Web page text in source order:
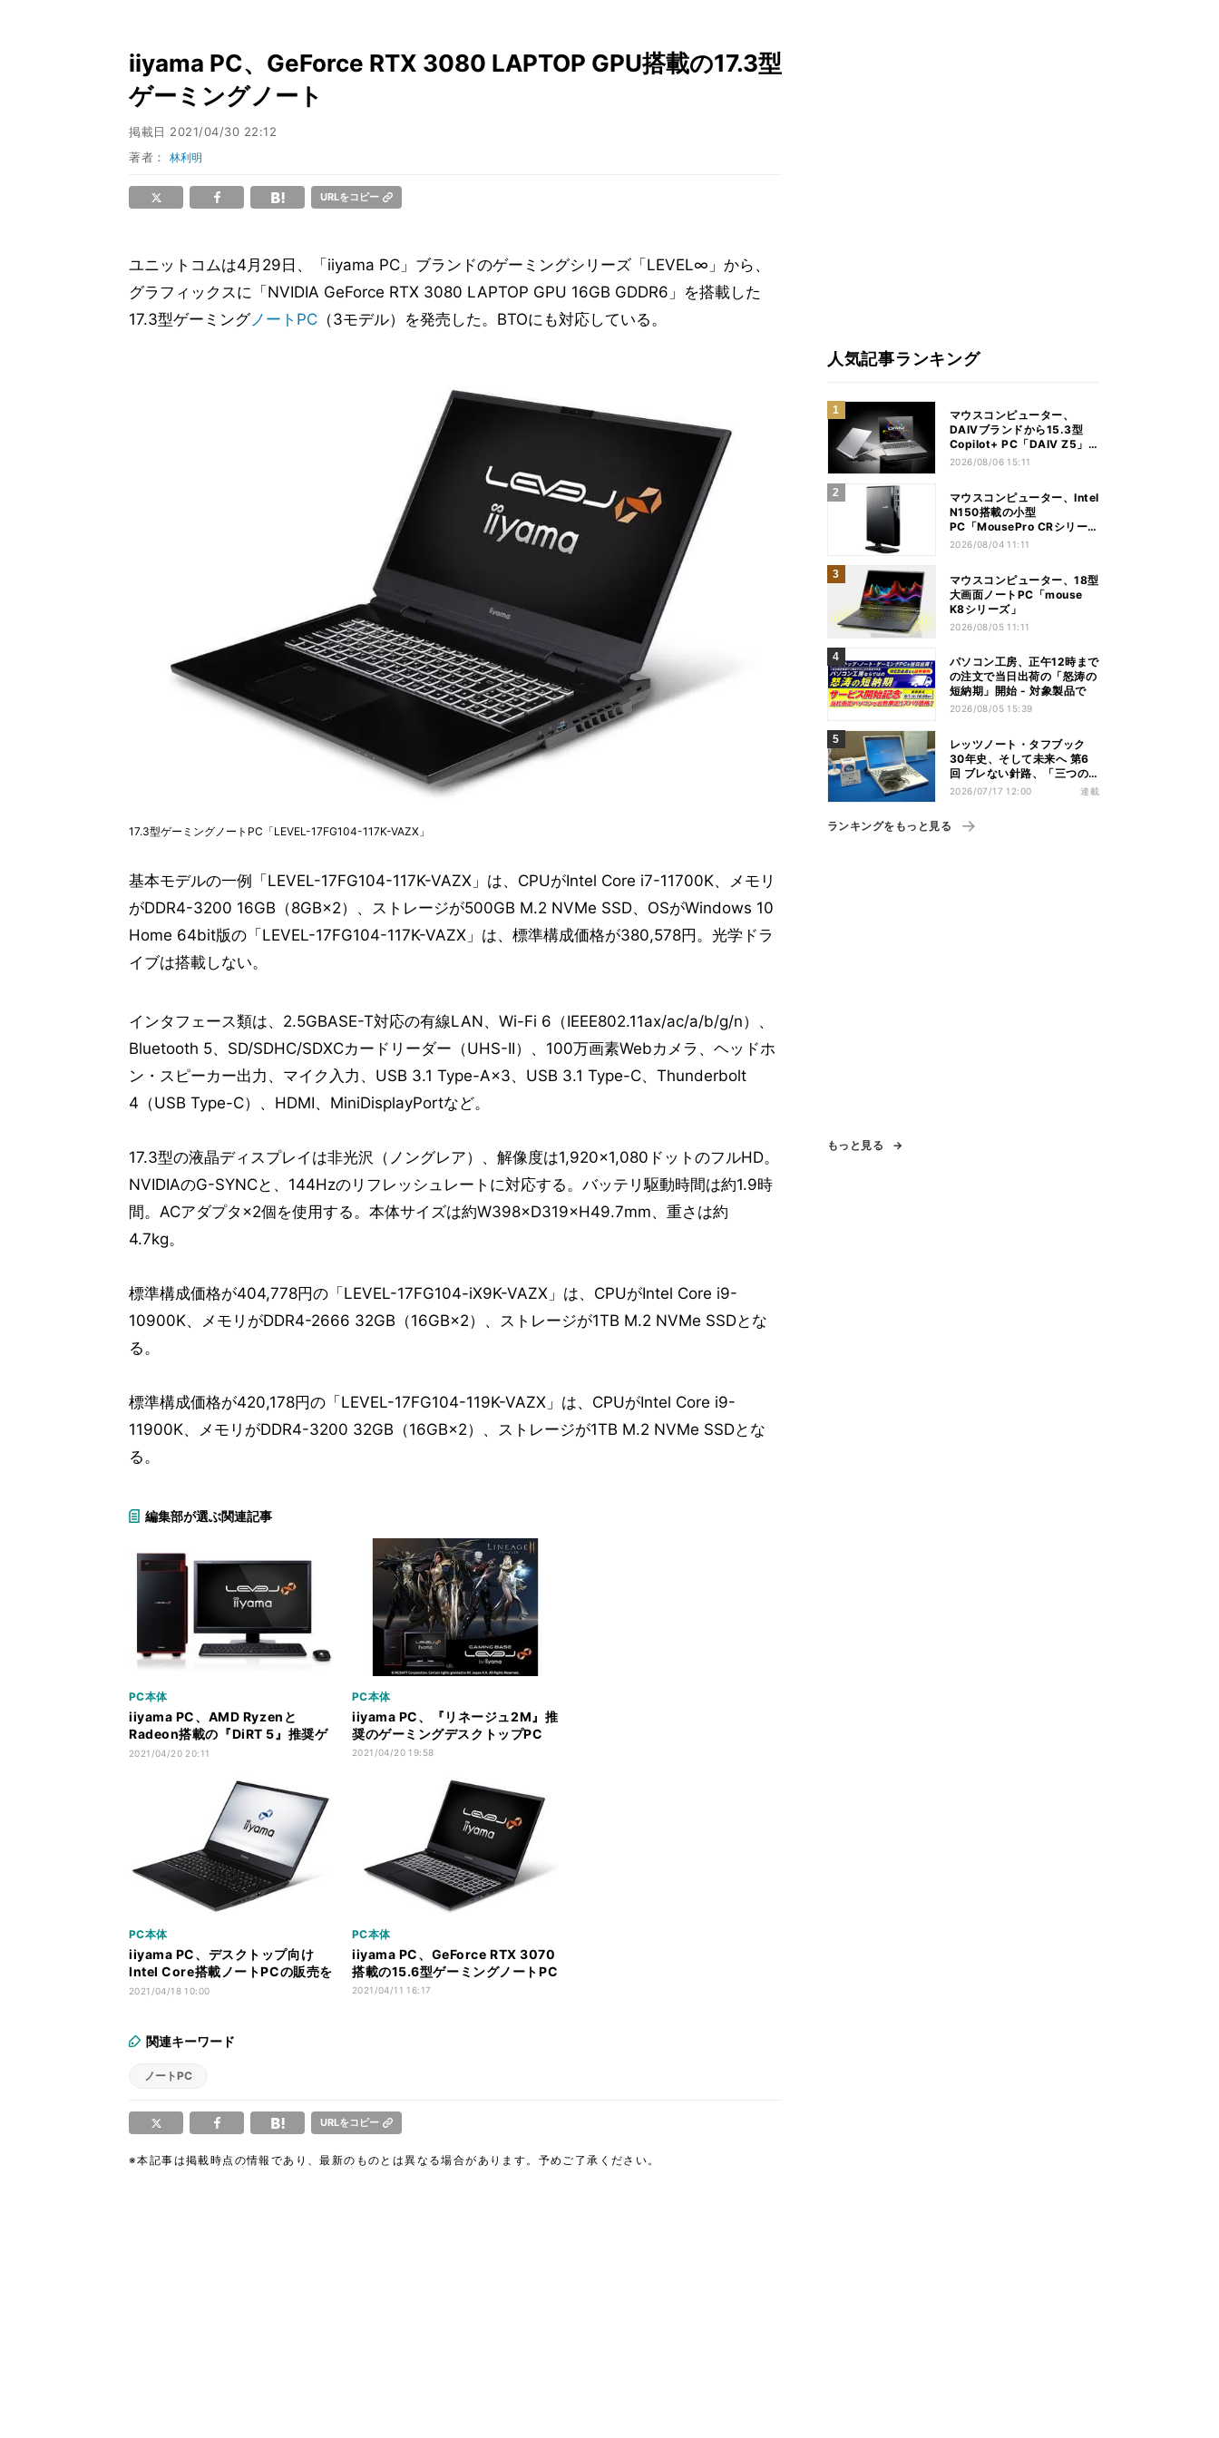
iiyama PC、GeForce RTX 3080 LAPTOP GPU搭載の17.3型
ゲーミングノート
掲載日 2021/04/30 22:12
著者：林利明
URLをコピー
ユニットコムは4月29日、「iiyama PC」ブランドのゲーミングシリーズ「LEVEL∞」から、
グラフィックスに「NVIDIA GeForce RTX 3080 LAPTOP GPU 16GB GDDR6」を搭載した
17.3型ゲーミングノートPC （3モデル）を発売した。BTOにも対応している。
17.3型ゲーミングノートPC「LEVEL-17FG104-117K-VAZX」
基本モデルの一例「LEVEL-17FG104-117K-VAZX」は、CPUがIntel Core i7-11700K、メモリ
がDDR4-3200 16GB（8GB×2）、ストレージが500GB M.2 NVMe SSD、OSがWindows 10
Home 64bit版の「LEVEL-17FG104-117K-VAZX」は、標準構成価格が380,578円。光学ドラ
イブは搭載しない。
インタフェース類は、2.5GBASE-T対応の有線LAN、Wi-Fi 6（IEEE802.11ax/ac/a/b/g/n）、
Bluetooth 5、SD/SDHC/SDXCカードリーダー（UHS-II）、100万画素Webカメラ、ヘッドホ
ン・スピーカー出力、マイク入力、USB 3.1 Type-A×3、USB 3.1 Type-C、Thunderbolt
4（USB Type-C）、HDMI、MiniDisplayPortなど。
17.3型の液晶ディスプレイは非光沢（ノングレア）、解像度は1,920×1,080ドットのフルHD。
NVIDIAのG-SYNCと、144Hzのリフレッシュレートに対応する。バッテリ駆動時間は約1.9時
間。ACアダプタ×2個を使用する。本体サイズは約W398×D319×H49.7mm、重さは約
4.7kg。
標準構成価格が404,778円の「LEVEL-17FG104-iX9K-VAZX」は、CPUがIntel Core i9-
10900K、メモリがDDR4-2666 32GB（16GB×2）、ストレージが1TB M.2 NVMe SSDとな
る。
標準構成価格が420,178円の「LEVEL-17FG104-119K-VAZX」は、CPUがIntel Core i9-
11900K、メモリがDDR4-3200 32GB（16GB×2）、ストレージが1TB M.2 NVMe SSDとな
る。
編集部が選ぶ関連記事
PC本体
iiyama PC、AMD Ryzenと
Radeon搭載の『DiRT 5』推奨ゲ
ーミングPC
2021/04/20 20:11
PC本体
iiyama PC、『リネージュ2M』推
奨のゲーミングデスクトップPC
2021/04/20 19:58
PC本体
iiyama PC、デスクトップ向け
Intel Core搭載ノートPCの販売を
再開
2021/04/18 10:00
PC本体
iiyama PC、GeForce RTX 3070
搭載の15.6型ゲーミングノートPC
2021/04/11 16:17
関連キーワード
ノートPC
URLをコピー
※本記事は掲載時点の情報であり、最新のものとは異なる場合があります。予めご了承ください。
人気記事ランキング
マウスコンピューター、
DAIVブランドから15.3型
Copilot+ PC「DAIV Z5」
発売
2026/08/06 15:11
マウスコンピューター、Intel
N150搭載の小型
PC「MousePro CRシリー
ズ」
2026/08/04 11:11
マウスコンピューター、18型
大画面ノートPC「mouse
K8シリーズ」
2026/08/05 11:11
パソコン工房、正午12時まで
の注文で当日出荷の「怒涛の
短納期」開始 - 対象製品で
2026/08/05 15:39
レッツノート・タフブック
30年史、そして未来へ 第6
回 ブレない針路、「三つの
矢」でシン・レッツノートの
2026/07/17 12:00 連載
ランキングをもっと見る
もっと見る